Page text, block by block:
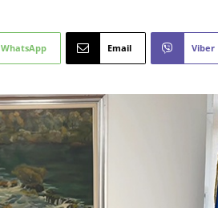
WhatsApp Email Viber